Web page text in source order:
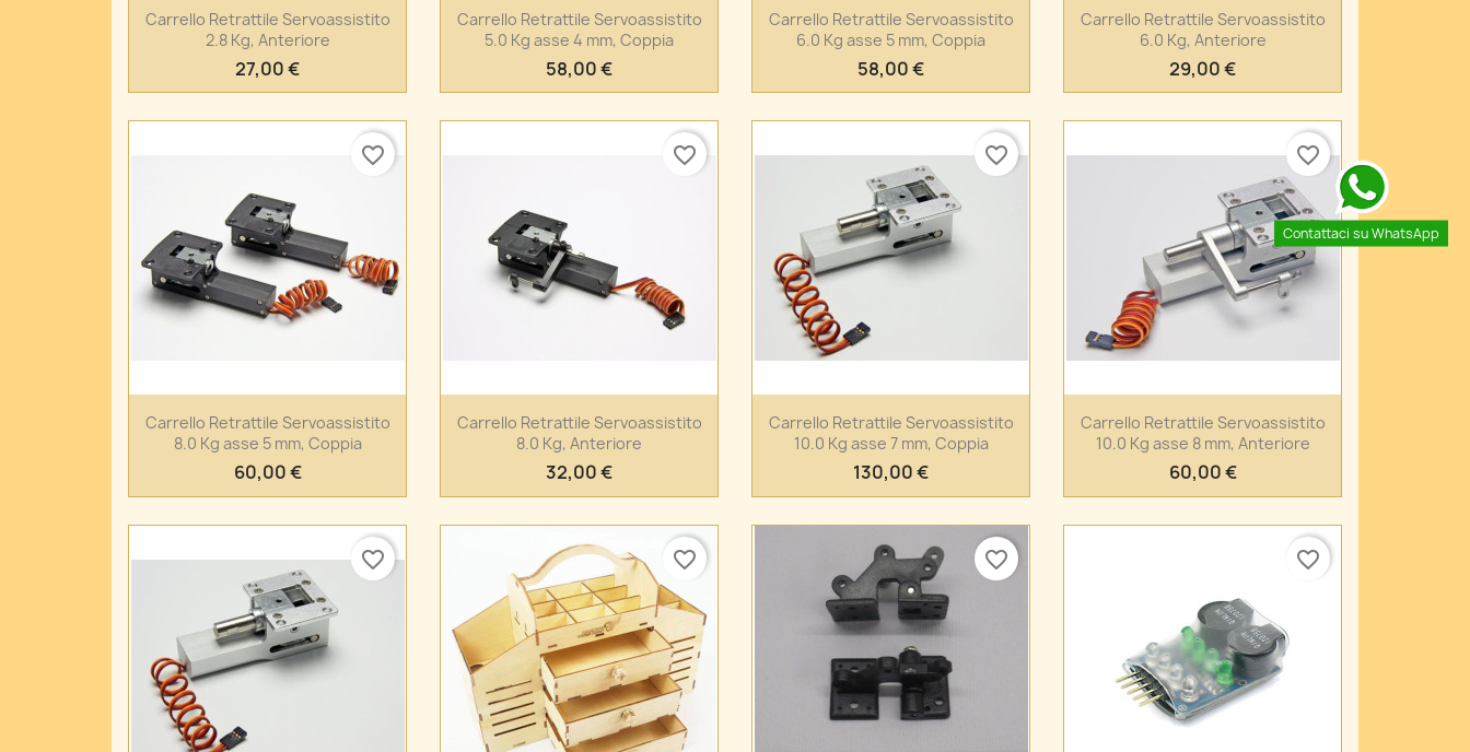
Anteprima
Carrello Retrattile Servoassistito
2.8 Kg, Anteriore
27,00 €
Anteprima
Carrello Retrattile Servoassistito
5.0 Kg asse 4 mm, Coppia
58,00 €
Anteprima
Carrello Retrattile Servoassistito
6.0 Kg asse 5 mm, Coppia
58,00 €
Anteprima
Carrello Retrattile Servoassistito
6.0 Kg, Anteriore
29,00 €
Anteprima
Carrello Retrattile Servoassistito
8.0 Kg asse 5 mm, Coppia
60,00 €
favorite_border
Anteprima
Carrello Retrattile Servoassistito
8.0 Kg, Anteriore
32,00 €
favorite_border
Anteprima
Carrello Retrattile Servoassistito
10.0 Kg asse 7 mm, Coppia
130,00 €
favorite_border
Anteprima
Carrello Retrattile Servoassistito
10.0 Kg asse 8 mm, Anteriore
60,00 €
favorite_border
favorite_border favorite_border favorite_border favorite_border
Contattaci su WhatsApp